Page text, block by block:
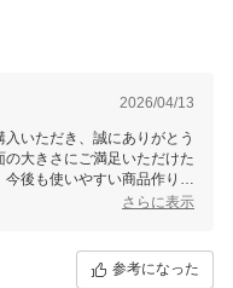
2026/04/13
いただき、誠にありがとう
大きさにご満足いただけた
後も使いやすい商品作りに
がございましたらお気軽にお
さらに表示
参考になった